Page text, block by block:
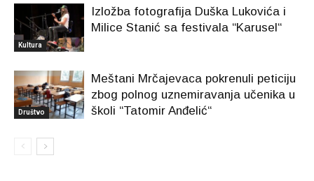
Kultura
Izložba fotografija Duška Lukovića i
Milice Stanić sa festivala “Karusel“
Društvo
Meštani Mrčajevaca pokrenuli peticiju
zbog polnog uznemiravanja učenika u
školi “Tatomir Anđelić“